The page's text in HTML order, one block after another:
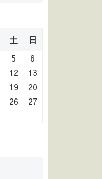
土
日
5
6
12
13
19
20
26
27